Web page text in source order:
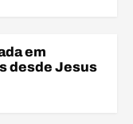
em
desde Jesus